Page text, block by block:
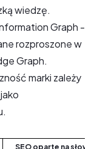
wiedzę.
Graph -
rozproszone w
Graph.
marki zależy
SEO oparte na